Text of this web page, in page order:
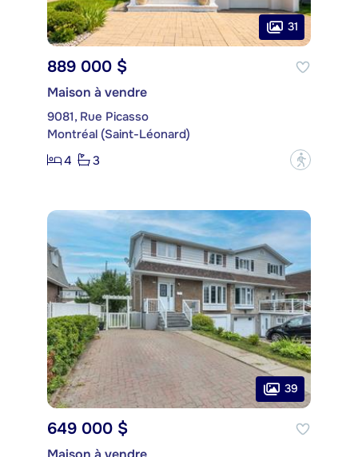
31
889 000 $
Maison à vendre
9081, Rue Picasso
Montréal (Saint-Léonard)
4
3 ?
39
649 000 $